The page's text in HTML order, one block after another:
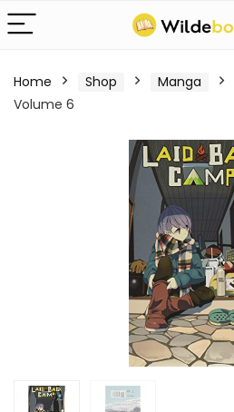
Home Shop Manga
Volume 6